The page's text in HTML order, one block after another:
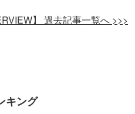
】 過去記事一覧へ >>>
キング